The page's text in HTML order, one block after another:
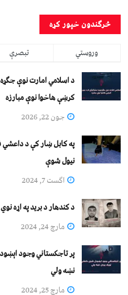
تبصرې
وروستي
د اسلامي امارت نوې
کرښې هاخوا نوې مبارزه
جون 22, 2026
په کابل ښار کې د داعشي
نيول شوې
اگست 7, 2024
د کندهار د برید په اړه
مارچ 24, 2024
پر تاجکستاني وجود
نښه ولي
مارچ 25, 2024